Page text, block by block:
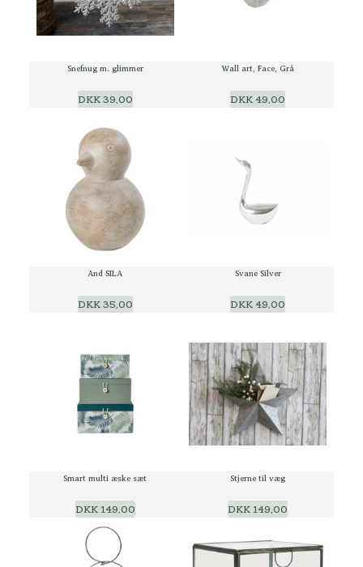
Snefnug m. glimmer
DKK 39,00
Wall art, Face, Grå
DKK 49,00
And SILA
DKK 35,00
Svane Silver
DKK 49,00
Smart multi æske sæt
DKK 149,00
Stjerne til væg
DKK 149,00